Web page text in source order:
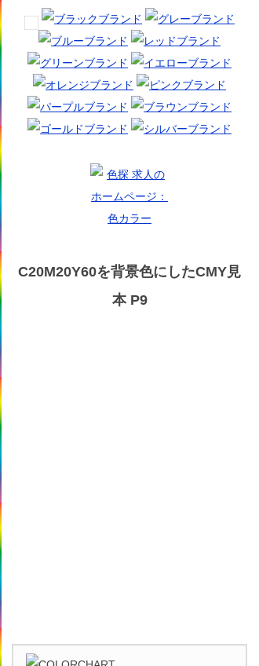
C20M20Y60を背景色にしたCMY見
本 P9